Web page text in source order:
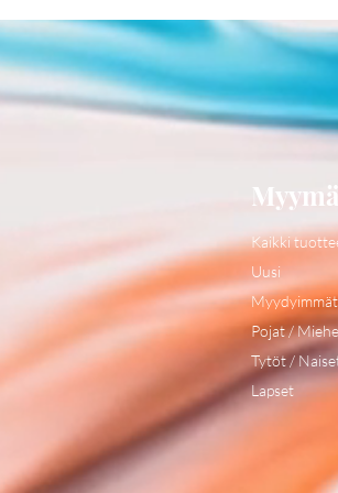
Kaikki
Uusi
Myydyimmät
Pojat /
Tytöt /
Lapset